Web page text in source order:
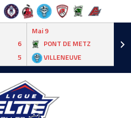
6
5
Mai 9
PONT DE METZ
VILLENEUVE